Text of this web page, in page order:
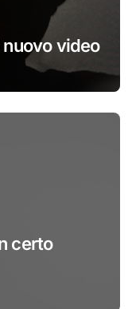
nuovo video
certo